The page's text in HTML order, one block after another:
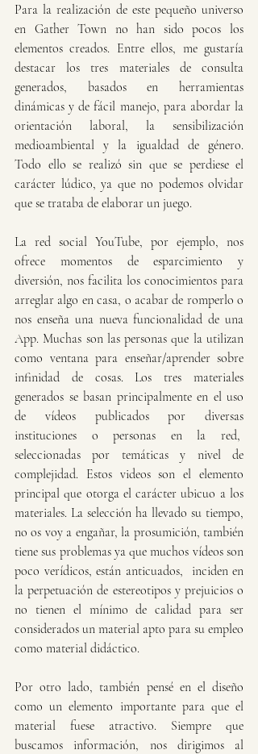
Para la realización de este pequeño universo
en Gather Town no han sido pocos los
elementos creados. Entre ellos, me gustaría
destacar los tres materiales de consulta
generados, basados en herramientas
dinámicas y de fácil manejo, para abordar la
orientación laboral, la sensibilización
medioambiental y la igualdad de género.
Todo ello se realizó sin que se perdiese el
carácter lúdico, ya que no podemos olvidar
que se trataba de elaborar un juego.
La red social YouTube, por ejemplo, nos
ofrece momentos de esparcimiento y
diversión, nos facilita los conocimientos para
arreglar algo en casa, o acabar de romperlo o
nos enseña una nueva funcionalidad de una
App. Muchas son las personas que la utilizan
como ventana para enseñar/aprender sobre
infinidad de cosas. Los tres materiales
generados se basan principalmente en el uso
de vídeos publicados por diversas
instituciones o personas en la red,
seleccionadas por temáticas y nivel de
complejidad. Estos videos son el elemento
principal que otorga el carácter ubicuo a los
materiales. La selección ha llevado su tiempo,
no os voy a engañar, la prosumición, también
tiene sus problemas ya que muchos vídeos son
poco verídicos, están anticuados,  inciden en
la perpetuación de estereotipos y prejuicios o
no tienen el mínimo de calidad para ser
considerados un material apto para su empleo
como material didáctico.
Por otro lado, también pensé en el diseño
como un elemento importante para que el
material fuese atractivo. Siempre que
buscamos información, nos dirigimos al